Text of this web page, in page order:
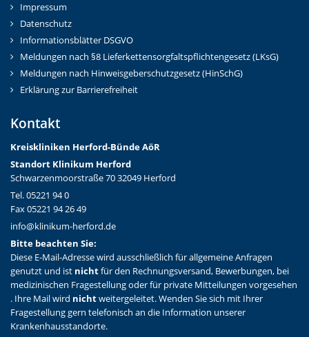
Impressum
Datenschutz
Informationsblätter DSGVO
Meldungen nach §8 Lieferkettensorgfaltspflichtengesetz (LKsG)
Meldungen nach Hinweisgeberschutzgesetz (HinSchG)
Erklärung zur Barrierefreiheit
Kontakt
Kreiskliniken Herford-Bünde AöR
Standort Klinikum Herford
Schwarzenmoorstraße 70 32049 Herford
Tel. 05221 94 0
Fax 05221 94 26 49
info@klinikum-herford.de
Bitte beachten Sie:
Diese E-Mail-Adresse wird ausschließlich für allgemeine Anfragen
genutzt und ist nichtfür den Rechnungsversand, Bewerbungen, bei
medizinischen Fragestellung oder für private Mitteilungen vorgesehen
. Ihre Mail wird nichtweitergeleitet. Wenden Sie sich mit Ihrer
Fragestellung gern telefonisch an die Information unserer
Krankenhausstandorte.